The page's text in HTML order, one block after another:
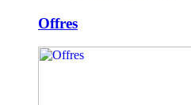
Offres